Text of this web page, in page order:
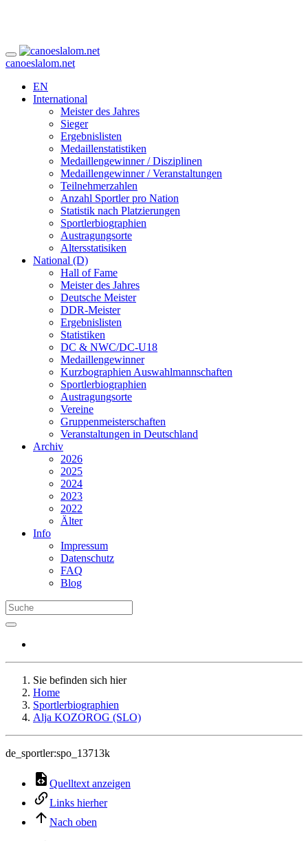
canoeslalom.net
EN
International
Meister des Jahres
Sieger
Ergebnislisten
Medaillenstatistiken
Medaillengewinner / Disziplinen
Medaillengewinner / Veranstaltungen
Teilnehmerzahlen
Anzahl Sportler pro Nation
Statistik nach Platzierungen
Sportlerbiographien
Austragungsorte
Altersstatisiken
National (D)
Hall of Fame
Meister des Jahres
Deutsche Meister
DDR-Meister
Ergebnislisten
Statistiken
DC & NWC/DC-U18
Medaillengewinner
Kurzbographien Auswahlmannschaften
Sportlerbiographien
Austragungsorte
Vereine
Gruppenmeisterschaften
Veranstaltungen in Deutschland
Archiv
2026
2025
2024
2023
2022
Älter
Info
Impressum
Datenschutz
FAQ
Blog
Sie befinden sich hier
Home
Sportlerbiographien
Alja KOZOROG (SLO)
de_sportler:spo_13713k
Quelltext anzeigen
Links hierher
Nach oben